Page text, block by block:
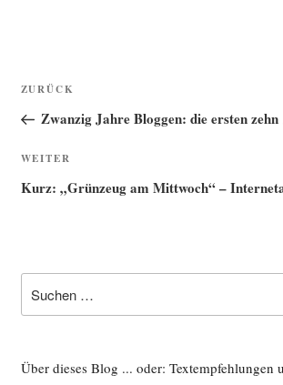
Beitragsnavigation
Vorheriger
Beitrag
ZURÜCK
Zwanzig Jahre Bloggen: die ersten
Nächster
Beitrag
WEITER
Kurz: „Grünzeug am Mittwoch“ –
nach:
Über dieses Blog ... oder: Textempfehlungen